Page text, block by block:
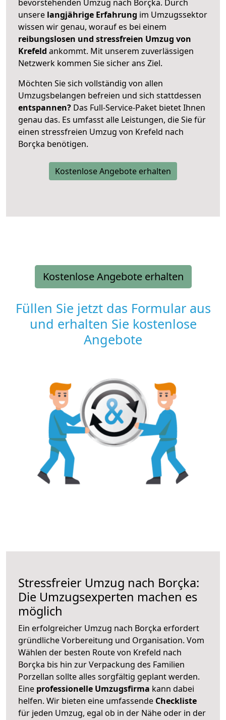
bevorstehenden Umzug nach Borçka. Durch
unsere langjährige Erfahrung im Umzugssektor
wissen wir genau, worauf es bei einem
reibungslosen und stressfreien Umzug von
Krefeld ankommt. Mit unserem zuverlässigen
Netzwerk kommen Sie sicher ans Ziel.
Möchten Sie sich vollständig von allen
Umzugsbelangen befreien und sich stattdessen
entspannen? Das Full-Service-Paket bietet Ihnen
genau das. Es umfasst alle Leistungen, die Sie für
einen stressfreien Umzug von Krefeld nach
Borçka benötigen.
Kostenlose Angebote erhalten
Kostenlose Angebote erhalten
Füllen Sie jetzt das Formular aus
und erhalten Sie kostenlose
Angebote
Stressfreier Umzug nach Borçka:
Die Umzugsexperten machen es
möglich
Ein erfolgreicher Umzug nach Borçka erfordert
gründliche Vorbereitung und Organisation. Vom
Wählen der besten Route von Krefeld nach
Borçka bis hin zur Verpackung des Familien
Porzellan sollte alles sorgfältig geplant werden.
Eine professionelle Umzugsfirma kann dabei
helfen. Wir bieten eine umfassende Checkliste
für jeden Umzug, egal ob in der Nähe oder in der